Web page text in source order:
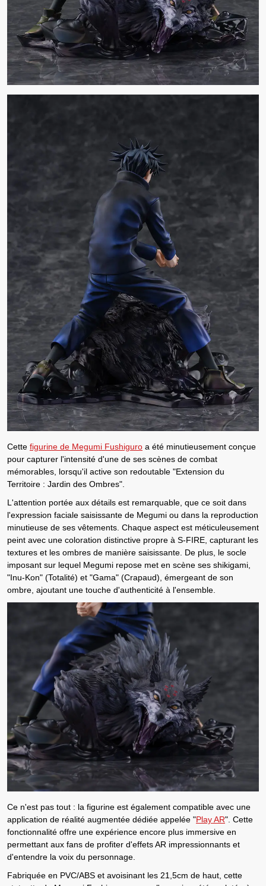
Cette figurine de Megumi Fushiguro a été minutieusement conçue
pour capturer l'intensité d'une de ses scènes de combat
mémorables, lorsqu'il active son redoutable "Extension du
Territoire : Jardin des Ombres".
L'attention portée aux détails est remarquable, que ce soit dans
l'expression faciale saisissante de Megumi ou dans la reproduction
minutieuse de ses vêtements. Chaque aspect est méticuleusement
peint avec une coloration distinctive propre à S-FIRE , capturant les
textures et les ombres de manière saisissante. De plus, le socle
imposant sur lequel Megumi repose met en scène ses shikigami,
"Inu-Kon" (Totalité) et "Gama" (Crapaud) , émergeant de son
ombre, ajoutant une touche d'authenticité à l'ensemble.
Ce n'est pas tout : la figurine est également compatible avec une
application de réalité augmentée dédiée appelée "Play AR". Cette
fonctionnalité offre une expérience encore plus immersive en
permettant aux fans de profiter d'effets AR impressionnants et
d'entendre la voix du personnage.
Fabriquée en PVC/ABS et avoisinant les 21,5cm de haut, cette